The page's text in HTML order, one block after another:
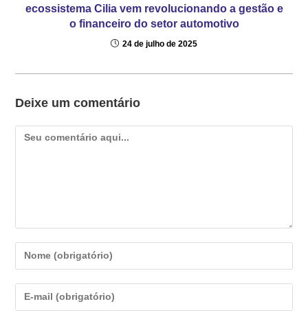
ecossistema Cilia vem revolucionando a gestão e
o financeiro do setor automotivo
24 de julho de 2025
Deixe um comentário